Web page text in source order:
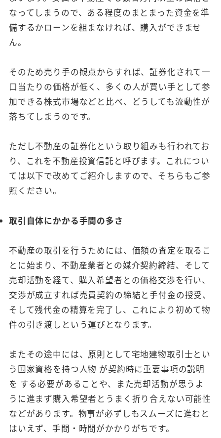
なってしまうので、ある程度のまとまった資金を準
備するかローンを組まなければ、購入ができませ
ん。
そのため売り手の観点からすれば、証券化されて一
口当たりの価格が低く、多くの人が買い手として参
加できる株式市場などと比べ、どうしても流動性が
落ちてしまうのです。
ただし不動産の証券化という取り組みも行われてお
り、これを不動産投資信託と呼びます。これについ
ては以下で改めてご紹介しますので、そちらもご参
照ください。
取引自体にかかる手間の多さ
不動産の取引を行うためには、価額の査定を取るこ
とに始まり、不動産業者との媒介契約締結、そして
売却活動を経て、購入希望者との価格交渉を行い、
交渉が成立すれば売買契約の締結と手付金の授受、
そして残代金の精算を完了し、これにより初めて物
件の引き渡しという運びとなります。
またその途中には、原則として宅地建物取引士とい
う国家資格を持つ人物 が契約時に重要事項の説明
を する必要があることや、また売却活動が思うよ
うに進まず購入希望者とうまく折り合えない可能性
などがあります。物事が必ずしもスムーズに進むと
はいえず、手間・時間がかかりがちです。